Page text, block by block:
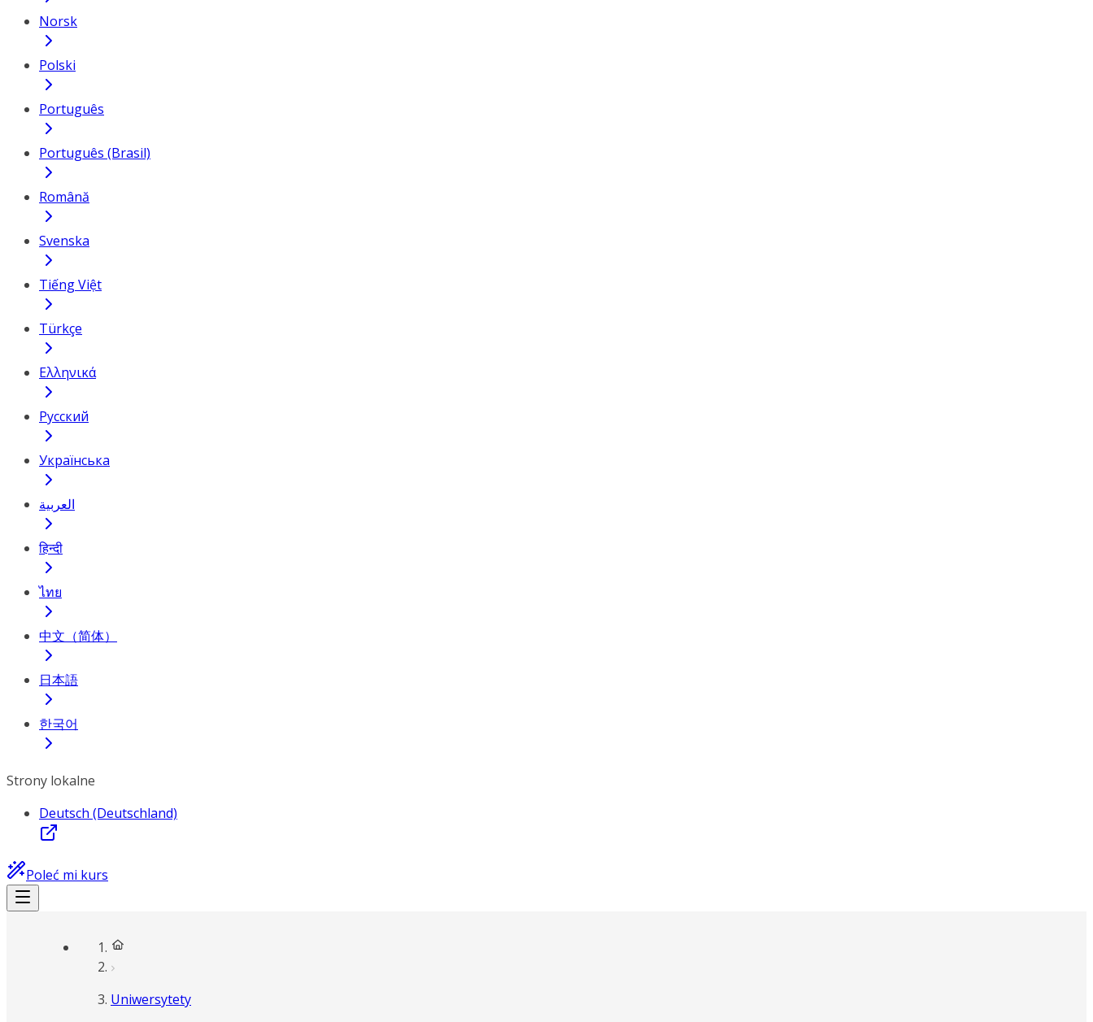
Norsk
Polski
Português
Português (Brasil)
Română
Svenska
Tiếng Việt
Türkçe
Ελληνικά
Русский
Українська
العربية
हिन्दी
ไทย
中文（简体）
日本語
한국어
Strony lokalne
Deutsch (Deutschland)
Poleć mi kurs
Uniwersytety